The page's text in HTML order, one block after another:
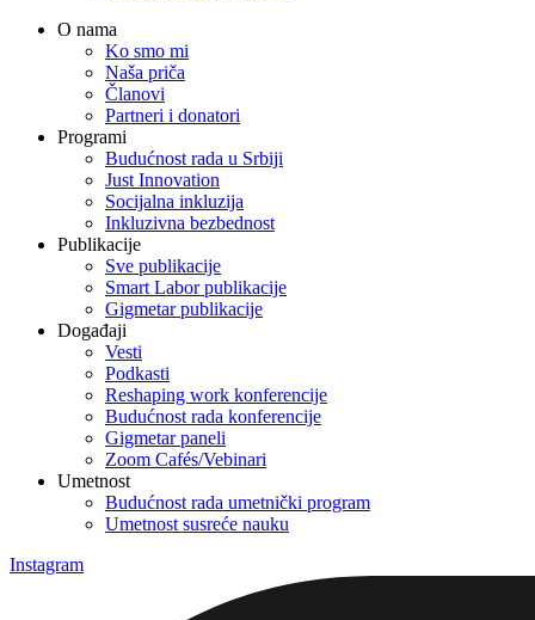
O nama
Ko smo mi
Naša priča
Članovi
Partneri i donatori
Programi
Budućnost rada u Srbiji
Just Innovation
Socijalna inkluzija
Inkluzivna bezbednost
Publikacije
Sve publikacije
Smart Labor publikacije
Gigmetar publikacije
Događaji
Vesti
Podkasti
Reshaping work konferencije
Budućnost rada konferencije
Gigmetar paneli
Zoom Cafés/Vebinari
Umetnost
Budućnost rada umetnički program
Umetnost susreće nauku
Instagram